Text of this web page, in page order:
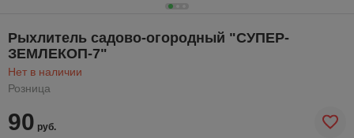
Рыхлитель садово-огородный "СУПЕР-
ЗЕМЛЕКОП-7"
Нет в наличии
Розница
90 руб.